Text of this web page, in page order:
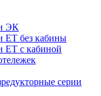
ЭК
ЕТ без кабины
ЕТ с кабиной
серии